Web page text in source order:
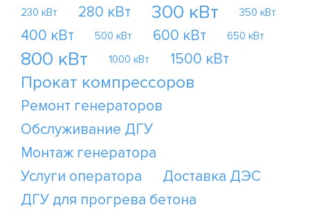
230 кВт 280 кВт 300 кВт 350 кВт
400 кВт 500 кВт 600 кВт 650 кВт
800 кВт 1000 кВт 1500 кВт
Прокат компрессоров
Ремонт генераторов
Обслуживание ДГУ
Монтаж генератора
Услуги оператора
Доставка ДЭС
ДГУ для прогрева бетона